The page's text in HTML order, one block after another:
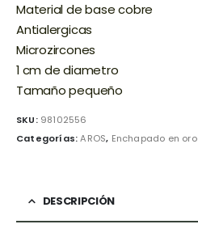
Material de base cobre
Antialergicas
Microzircones
1 cm de diametro
Tamaño pequeño
SKU: 98102556
Categorías:AROS, Enchapado en oro
DESCRIPCIÓN